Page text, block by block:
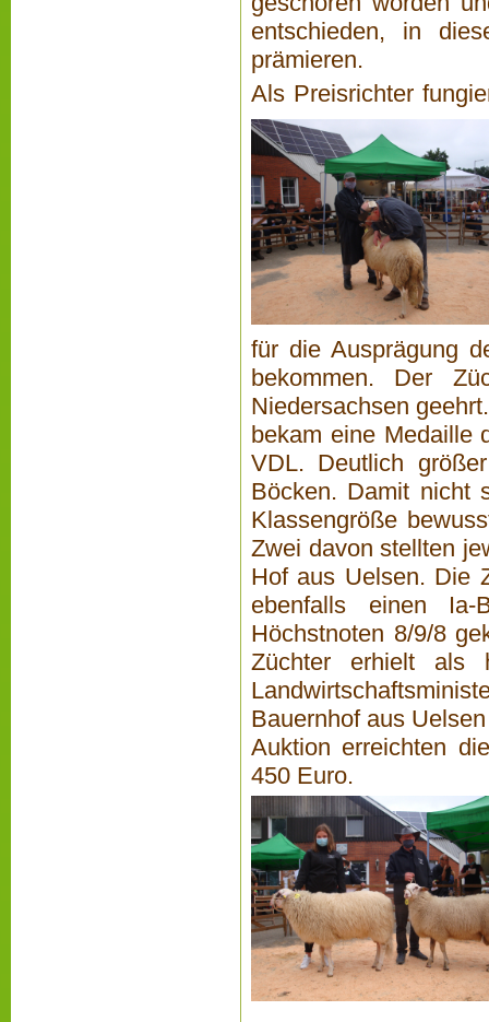
entschieden, in
prämieren.
Als Preisrichter
für die Ausprägung
bekommen. Der
Niedersachsen
bekam eine Medaille
VDL. Deutlich
Böcken. Damit nicht
Klassengröße
Zwei davon stellten
Hof aus Uelsen. Die
ebenfalls einen
Höchstnoten 8/9/8
Züchter erhielt als
Bauernhof aus
Auktion erreichten
450 Euro.